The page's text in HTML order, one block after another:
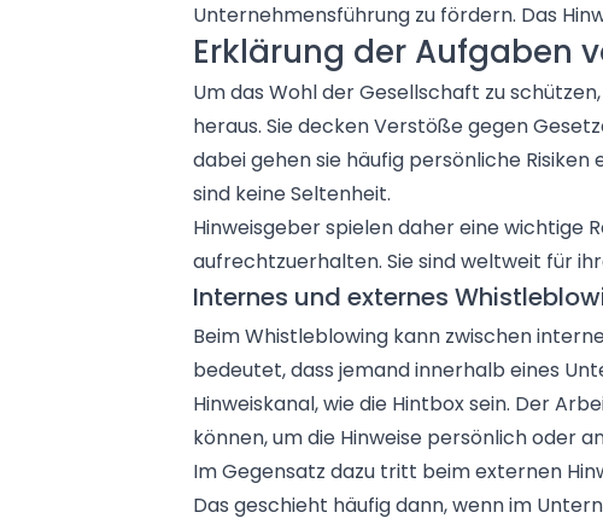
Unternehmensführung zu fördern. Das
Erklärung der Aufgaben
Um das Wohl der Gesellschaft zu
heraus. Sie decken Verstöße gegen
dabei gehen sie häufig persönliche
sind keine Seltenheit.
Hinweisgeber spielen daher eine wichtige
aufrechtzuerhalten. Sie sind weltweit für
Internes und externes
Beim Whistleblowing kann zwischen
bedeutet, dass jemand innerhalb eines
Hinweiskanal, wie die Hintbox sein. Der
können, um die Hinweise persönlich oder
Im Gegensatz dazu tritt beim externen
Das geschieht häufig dann, wenn im